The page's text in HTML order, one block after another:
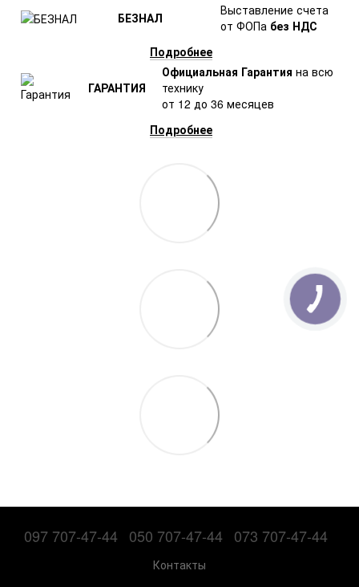
БЕЗНАЛ
Выставление счета
от ФОПа без НДС
Подробнее
ГАРАНТИЯ
Официальная Гарантия на всю
технику
от 12 до 36 месяцев
Подробнее
097 707-47-44 050 707-47-44 073 707-47-44
Контакты